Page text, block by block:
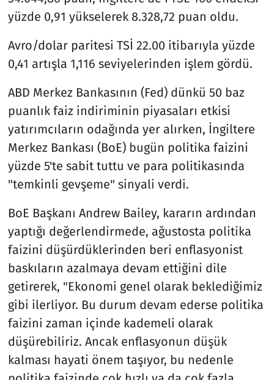
yüzde 0,91 yükselerek 8.328,72 puan oldu.
Avro/dolar paritesi TSİ 22.00 itibarıyla yüzde
0,41 artışla 1,116 seviyelerinden işlem gördü.
ABD Merkez Bankasının (Fed) dünkü 50 baz
puanlık faiz indiriminin piyasaları etkisi
yatırımcıların odağında yer alırken, İngiltere
Merkez Bankası (BoE) bugün politika faizini
yüzde 5'te sabit tuttu ve para politikasında
"temkinli gevşeme" sinyali verdi.
BoE Başkanı Andrew Bailey, kararın ardından
yaptığı değerlendirmede, ağustosta politika
faizini düşürdüklerinden beri enflasyonist
baskıların azalmaya devam ettiğini dile
getirerek, "Ekonomi genel olarak beklediğimiz
gibi ilerliyor. Bu durum devam ederse politika
faizini zaman içinde kademeli olarak
düşürebiliriz. Ancak enflasyonun düşük
kalması hayati önem taşıyor, bu nedenle